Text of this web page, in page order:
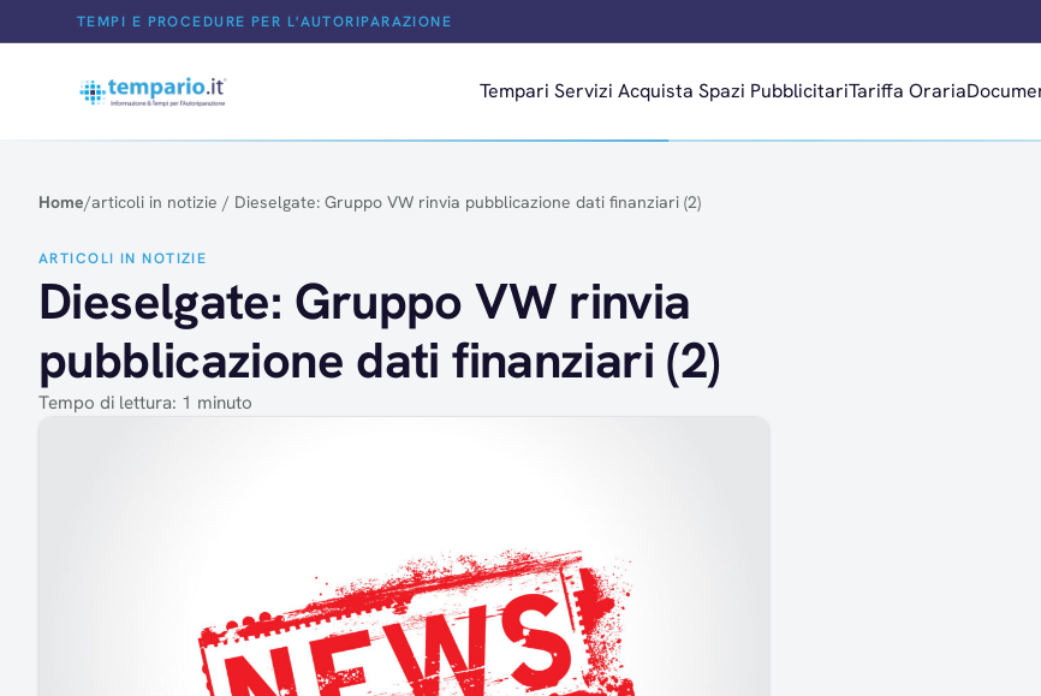
Salta al contenutoTEMPI E PROCEDURE PER L'AUTORIPARAZIONE
Tempari Servizi Acquista Spazi PubblicitariTariffa Oraria
Home/articoli in notizie / Dieselgate: Gruppo VW rinvia pubblicazione dati finanziari (2)
ARTICOLI IN NOTIZIE
Dieselgate: Gruppo VW rinvia
pubblicazione dati finanziari (2)
Tempo di lettura: 1 minuto